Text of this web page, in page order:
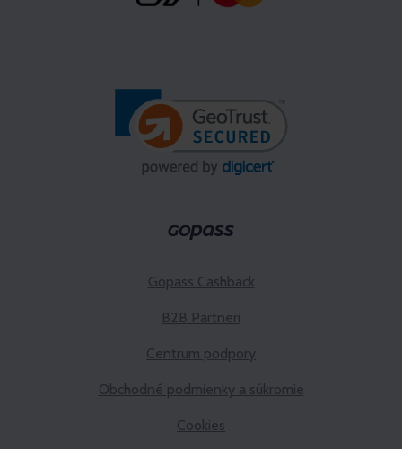
Gopass Cashback
B2B Partneri
Centrum podpory
Obchodné podmienky a súkromie
Cookies